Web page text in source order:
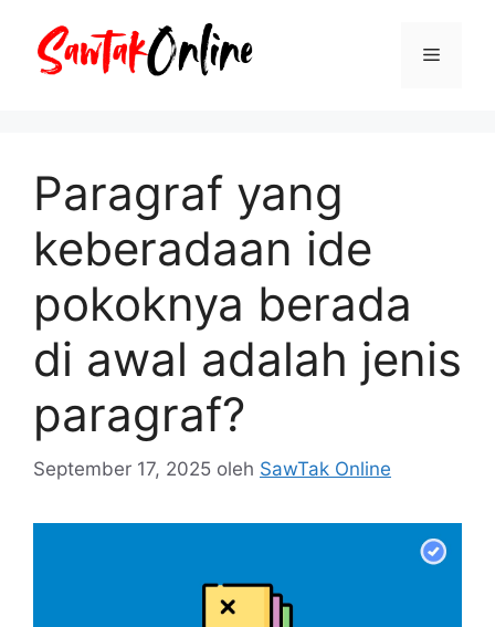
Menu
Paragraf yang
keberadaan ide
pokoknya berada
di awal adalah jenis
paragraf?
September 17, 2025 oleh SawTak Online